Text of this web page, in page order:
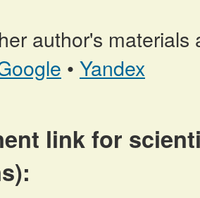
author's materials
• Yandex
link for